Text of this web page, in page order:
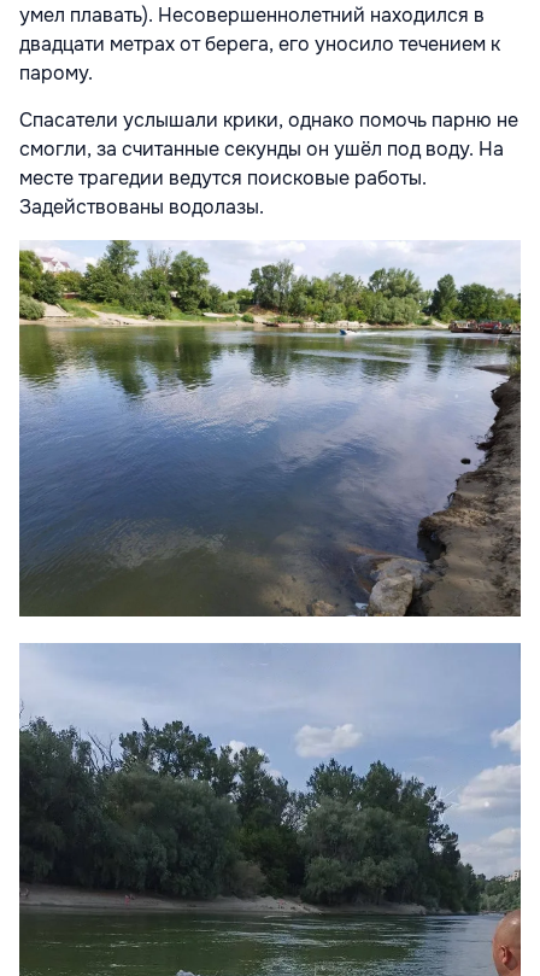
умел плавать). Несовершеннолетний находился в
двадцати метрах от берега, его уносило течением к
парому.
Спасатели услышали крики, однако помочь парню не
смогли, за считанные секунды он ушёл под воду. На
месте трагедии ведутся поисковые работы.
Задействованы водолазы.